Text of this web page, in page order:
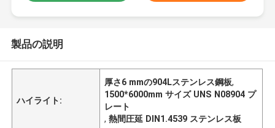
製品の説明
ハイライト:
厚さ6 mmの904Lステンレス鋼板,
1500*6000mm サイズ UNS N08904 プ
レート
,熱間圧延 DIN1.4539 ステンレス板